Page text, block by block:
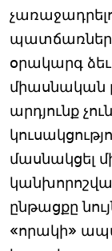
օրակարգ
միասնական
արդյունք
մասնակցել
ընթացքը
«որակի»